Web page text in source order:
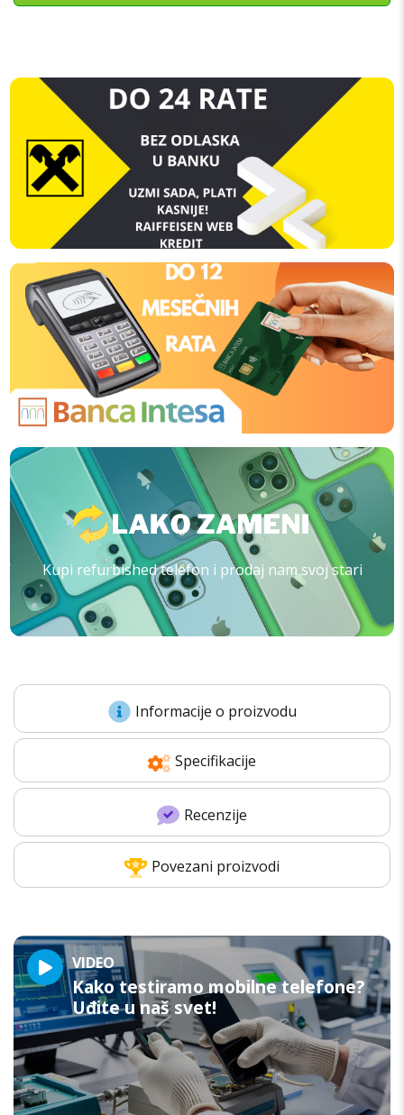
ORIGINAL
SH
količina
Kupi refurbished telefon i prodaj nam svoj stari
Informacije o proizvodu
Specifikacije
Recenzije
Povezani proizvodi
VIDEO
Kako testiramo mobilne telefone?
Uđite u naš svet!